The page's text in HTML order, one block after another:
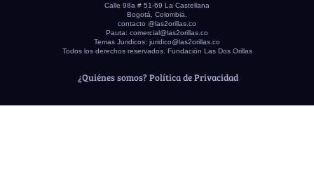
Calle 98a # 51-69 La Castellana
Bogotá, Colombia.
contacto @las2orillas.co
Pauta: comercial@las2orillas.co
Temas Juridicos: juridico@las2orillas.co
Todos los derechos reservados. Fundación Las Dos Orillas
¿Quiénes somos? Política de Privacidad